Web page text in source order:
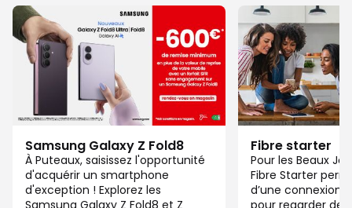
Samsung Galaxy Z Fold8
À Puteaux, saisissez l'opportunité
d'acquérir un smartphone
d'exception ! Explorez les
Fibre starter
Pour les Beaux
Fibre Starter
d’une connexion